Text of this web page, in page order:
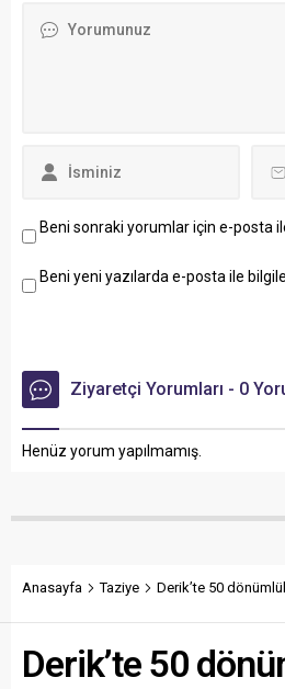
Beni sonraki yorumlar için e-posta
Beni yeni yazılarda e-posta ile
Ziyaretçi Yorumları - 0
Henüz yorum yapılmamış.
Anasayfa Taziye Derik’te 50
Derik’te 50